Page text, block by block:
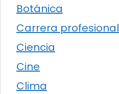
Botánica
Carrera profesional
Ciencia
Cine
Clima